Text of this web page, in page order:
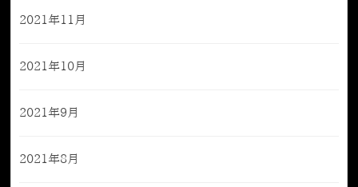
2021年11月
2021年10月
2021年9月
2021年8月